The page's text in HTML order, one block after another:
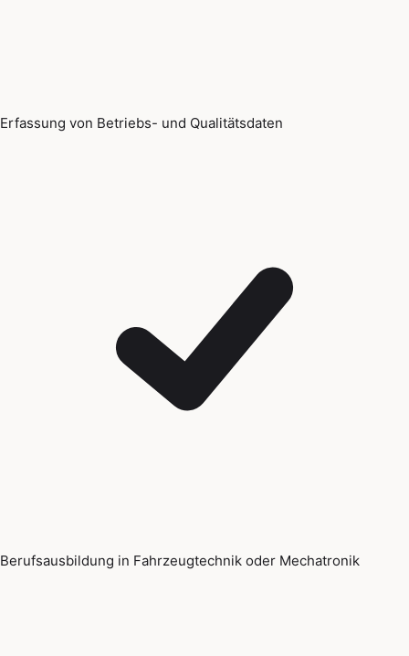
Erfassung von Betriebs- und Qualitätsdaten
Berufsausbildung in Fahrzeugtechnik oder Mechatronik